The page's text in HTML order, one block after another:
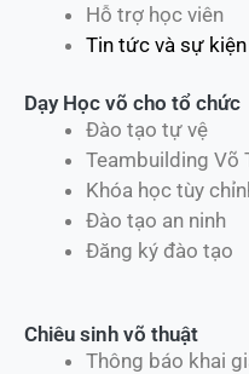
Hỗ trợ học viên
Tin tức và sự kiện
Dạy Học võ cho tổ chức
Đào tạo tự vệ
Teambuilding Võ
Khóa học tùy
Đào tạo an ninh
Đăng ký đào tạo
Chiêu sinh võ thuật
Thông báo khai